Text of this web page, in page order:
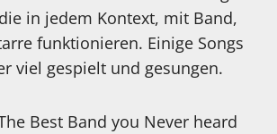
in jedem Kontext, mit Band,
funktionieren. Einige Songs
viel gespielt und gesungen.
Best Band you Never heard